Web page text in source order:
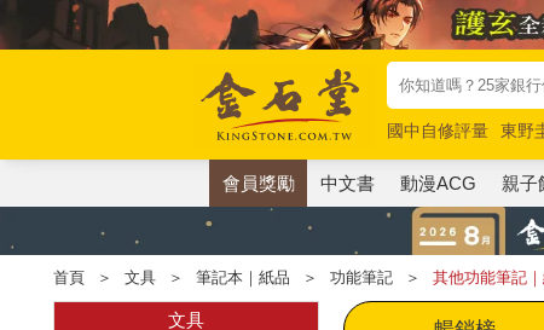
國中自修評量 東野
唯紅花綻放
奧德賽
會員獎勵 中文書 動漫ACG 親子
首頁 ＞ 文具 ＞ 筆記本｜紙品 ＞ 功能筆記 ＞ 其他功能筆記
文具